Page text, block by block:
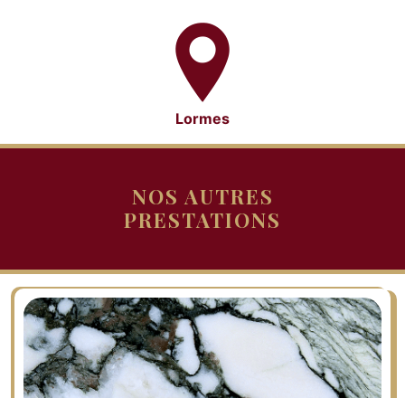
Lormes
NOS AUTRES
PRESTATIONS